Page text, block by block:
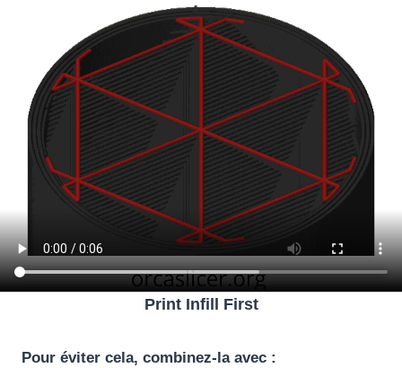
Print Infill First
Pour éviter cela, combinez-la avec :